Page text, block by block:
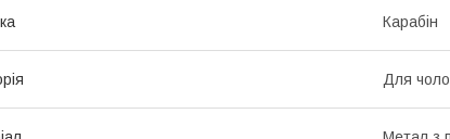
Карабін
Для